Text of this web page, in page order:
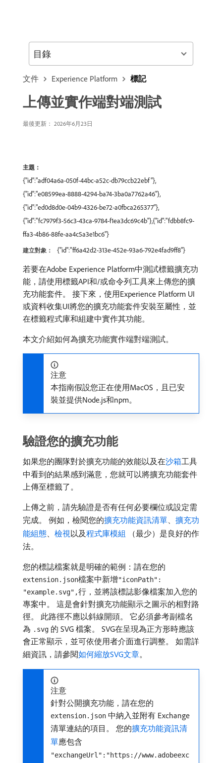
文件 Experience Platform 標記
上傳並實作端對端測試
最後更新： 2026年6月23日
主題：
{"id":"adf04a6a-050f-44bc-a52c-db79ccb22ebf"},
{"id":"e08599ea-8888-4294-ba74-3ba0a7762a46"},
{"id":"ed0d8d0e-04b9-4326-be72-a0fbca265377"},
{"id":"fc7979f3-56c3-43ca-9784-f1ea3dc69c4b"},{"id":"fdbb8fc9-
ffa3-4b86-88fe-aa4c5a3e1bc6"}
建立對象： {"id":"ff6a42d2-313e-452e-93a6-792e4fad9ff8"}
若要在Adobe Experience Platform中測試標籤擴充功
能，請使用標籤API和/或命令列工具來上傳您的擴
充功能套件。 接下來，使用Experience Platform UI
或資料收集UI將您的擴充功能套件安裝至屬性，並
在標籤程式庫和組建中實作其功能。
本文介紹如何為擴充功能實作端對端測試。
注意
本指南假設您正在使用MacOS，且已安
裝並提供Node.js和npm。
驗證您的擴充功能
如果您的團隊對於擴充功能的效能以及在沙箱工具
中看到的結果感到滿意，您就可以將擴充功能套件
上傳至標籤了。
上傳之前，請先驗證是否有任何必要欄位或設定需
完成。 例如，檢閱您的擴充功能資訊清單、 擴充功
能組態、 檢視以及程式庫模組 （最少）是良好的作
法。
您的標誌檔案就是明確的範例：請在您的
extension.json檔案中新增"iconPath":
"example.svg",行，並將該標誌影像檔案加入您的
專案中。 這是會針對擴充功能顯示之圖示的相對路
徑。 此路徑不應以斜線開頭。 它必須參考副檔名
為 .svg 的 SVG 檔案。 SVG在呈現為正方形時應該
會正常顯示，並可依使用者介面進行調整。 如需詳
細資訊，請參閱如何縮放SVG文章。
注意
針對公開擴充功能，請在您的
extension.json 中納入並附有 Exchange
清單連結的項目。 您的擴充功能資訊清
單應包含
"exchangeUrl":"https://www.adobeexc
目錄